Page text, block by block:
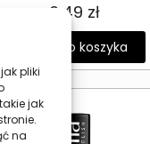
pliki
jak
na
6,49 zł
Dodaj do koszyka